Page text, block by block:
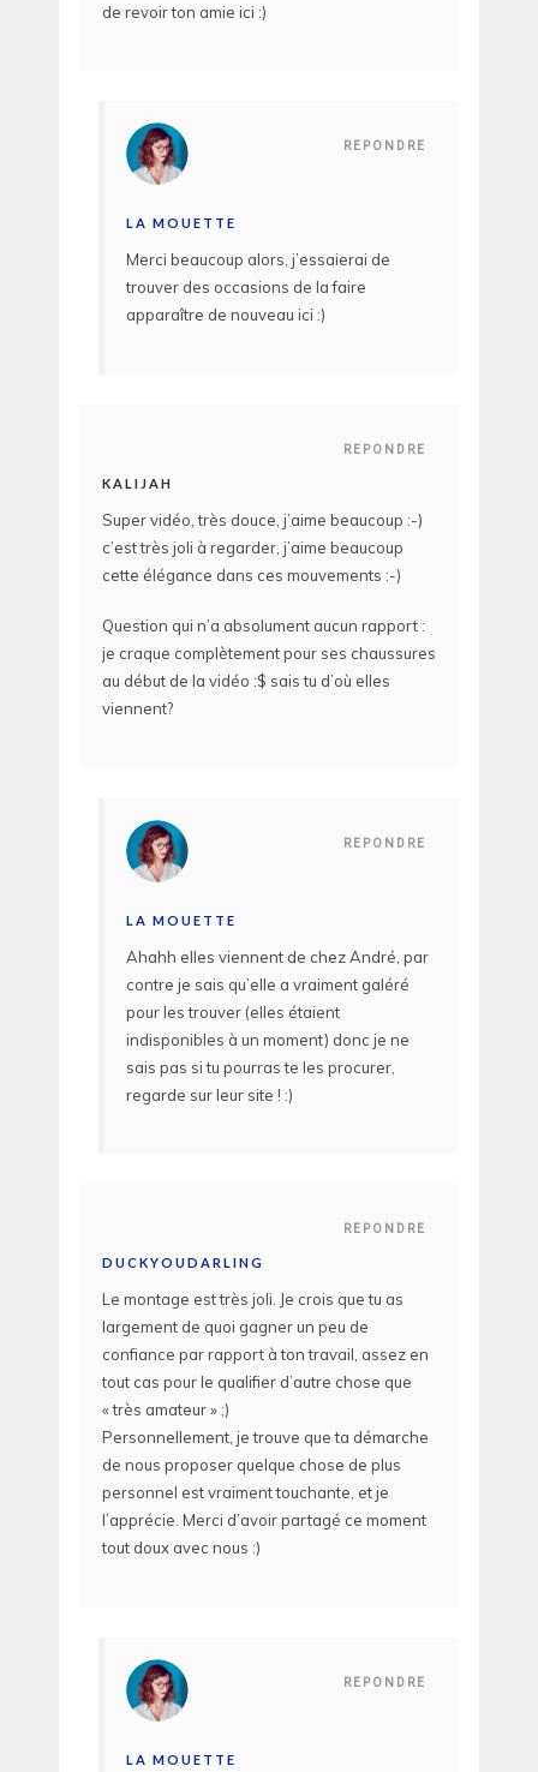
de revoir ton amie ici :)
REPONDRE
LA MOUETTE
Merci beaucoup alors, j’essaierai de
trouver des occasions de la faire
apparaître de nouveau ici :)
REPONDRE
KALIJAH
Super vidéo, très douce, j’aime beaucoup :-)
c’est très joli à regarder, j’aime beaucoup
cette élégance dans ces mouvements :-)
Question qui n’a absolument aucun rapport :
je craque complètement pour ses chaussures
au début de la vidéo :$ sais tu d’où elles
viennent?
REPONDRE
LA MOUETTE
Ahahh elles viennent de chez André, par
contre je sais qu’elle a vraiment galéré
pour les trouver (elles étaient
indisponibles à un moment) donc je ne
sais pas si tu pourras te les procurer,
regarde sur leur site ! :)
REPONDRE
DUCKYOUDARLING
Le montage est très joli. Je crois que tu as
largement de quoi gagner un peu de
confiance par rapport à ton travail, assez en
tout cas pour le qualifier d’autre chose que
« très amateur » ;)
Personnellement, je trouve que ta démarche
de nous proposer quelque chose de plus
personnel est vraiment touchante, et je
l’apprécie. Merci d’avoir partagé ce moment
tout doux avec nous :)
REPONDRE
LA MOUETTE